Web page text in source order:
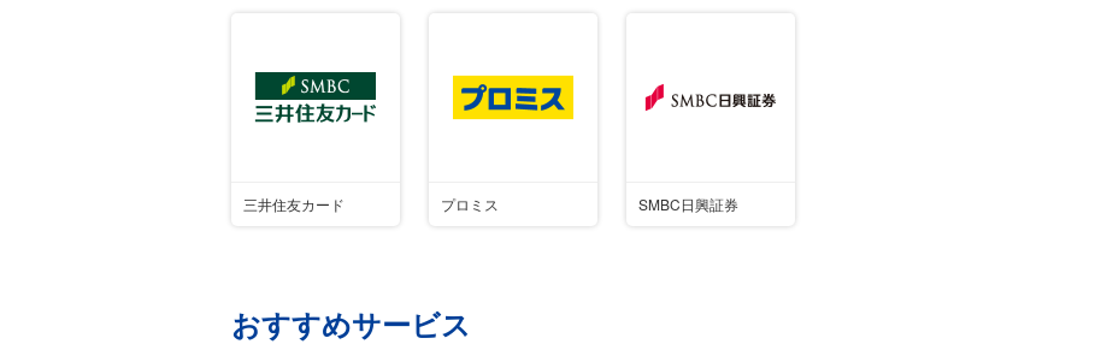
三井住友カード プロミス SMBC日興証券
おすすめサービス